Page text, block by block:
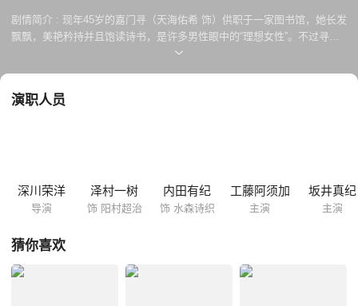
剧情简介 : 现年45岁的嘉门寻（天海佑希 饰）供职于一家图书馆，她长发
飘飘，美艳矜持并且饱读诗书，是许多男性眼中的“理想女性”。不过寻似
乎不屑于这样的评价，她日常里抱持着和善完美的笑容，内心则大呈毒
的恋人阳村超治（泽村一树 饰）。超治当年不辞而别，令寻的内心大受其
演职人员
深川荣洋
导演
泽村一树
饰 阳村超治
内田有纪
饰 水森诗织
工藤阿须加
主演
坂井真纪
主演
猜你喜欢